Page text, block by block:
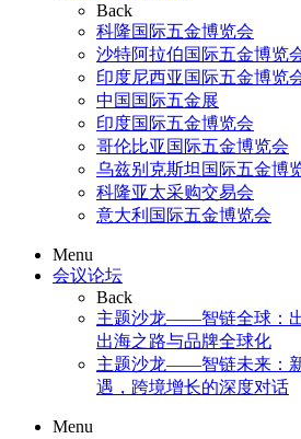
Back
科隆国际五金博览会
沙特阿拉伯国际五金博览
印度尼西亚国际五金博览
中国国际五金展
印度国际五金博览会
哥伦比亚国际五金博览会
乌兹别克斯坦国际五金博
科隆亚太采购交易会
意大利国际五金博览会
Menu
会议论坛
Back
主题沙龙——智链全球：
出海之路与品牌全球化
主题沙龙——智链未来：
遇，跨境增长的深度对话
Menu